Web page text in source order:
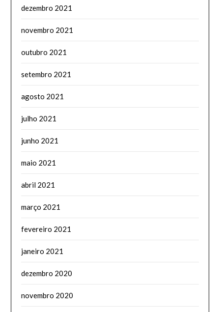
dezembro 2021
novembro 2021
outubro 2021
setembro 2021
agosto 2021
julho 2021
junho 2021
maio 2021
abril 2021
março 2021
fevereiro 2021
janeiro 2021
dezembro 2020
novembro 2020